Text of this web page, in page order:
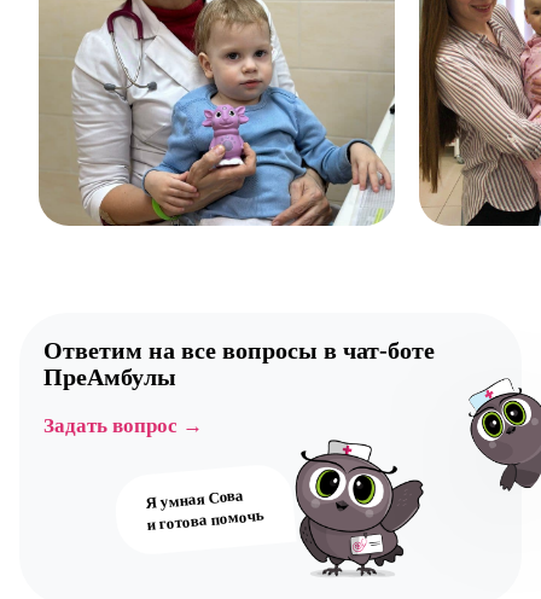
Ответим на все вопросы в чат-боте
ПреАмбулы
Задать вопрос →
Я умная Сова
и готова помочь